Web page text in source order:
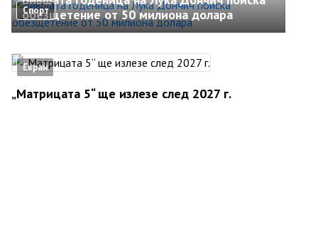
Спорт
обезщетение от 50 милиона долара
Екран
„Матрицата 5“ ще излезе след 2027 г.